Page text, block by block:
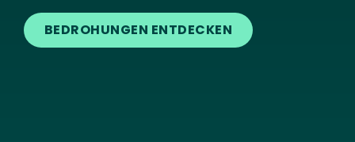
BEDROHUNGEN ENTDECKEN